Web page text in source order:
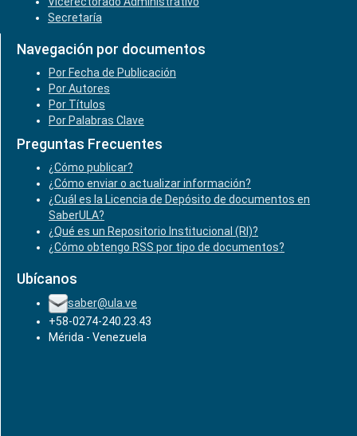
Secretaría
Navegación por documentos
Por Fecha de Publicación
Por Autores
Por Títulos
Por Palabras Clave
Preguntas Frecuentes
¿Cómo publicar?
¿Cómo enviar o actualizar información?
¿Cuál es la Licencia de Depósito de documentos en
SaberULA?
¿Qué es un Repositorio Institucional (RI)?
¿Cómo obtengo RSS por tipo de documentos?
Ubícanos
saber@ula.ve
+58-0274-240.23.43
Mérida - Venezuela